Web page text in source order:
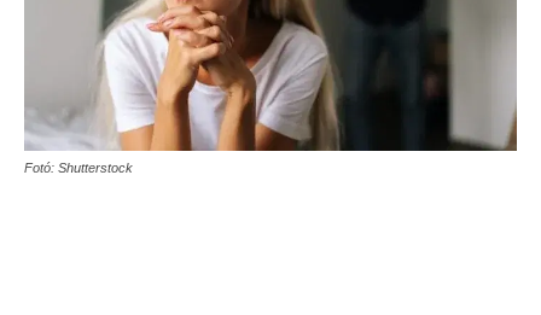
Fotó: Shutterstock